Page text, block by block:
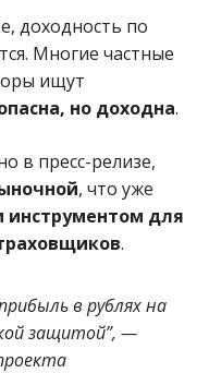
доходность по
Многие частные
ищут
но доходна.
в пресс-релизе,
, что уже
для
.
в рублях на
защитой”, —